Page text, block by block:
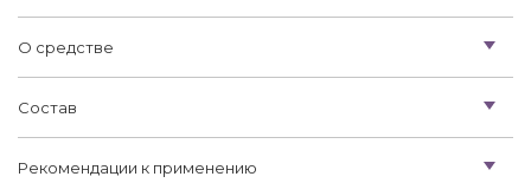
О средстве
Состав
Рекомендации к применению